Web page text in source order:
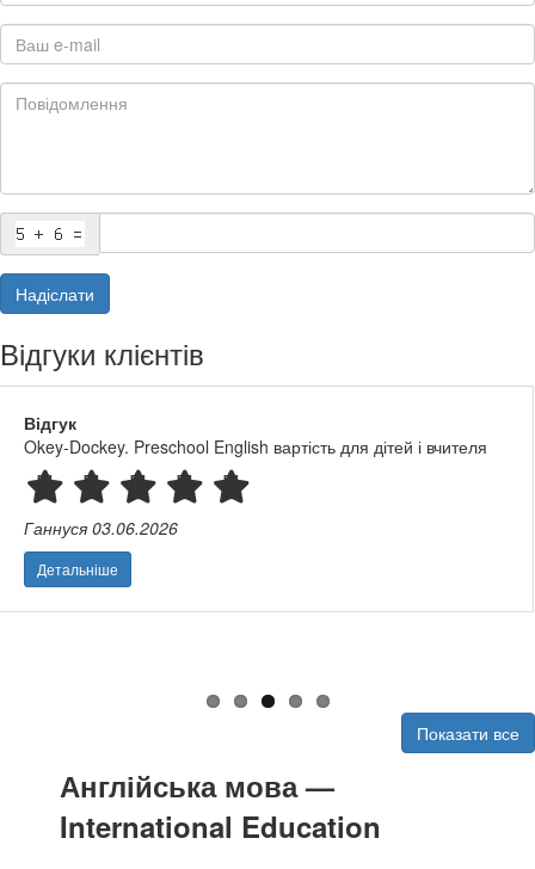
Надіслати
Відгуки клієнтів
Допомогли розібратися з усіма питаннями
сервіс на висоті.
Оксана 04.11.2024
Показати все
Англійська мова —
International Education